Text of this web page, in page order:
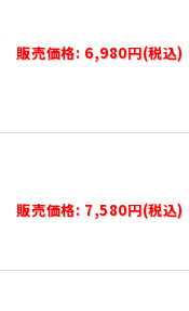
販売価格: 6,980円(税込)
販売価格: 7,580円(税込)